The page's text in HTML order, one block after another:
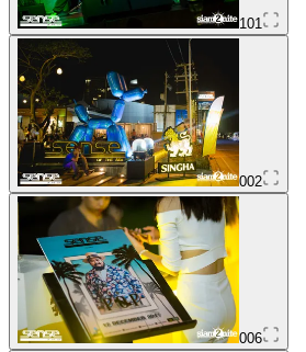
101
002
006